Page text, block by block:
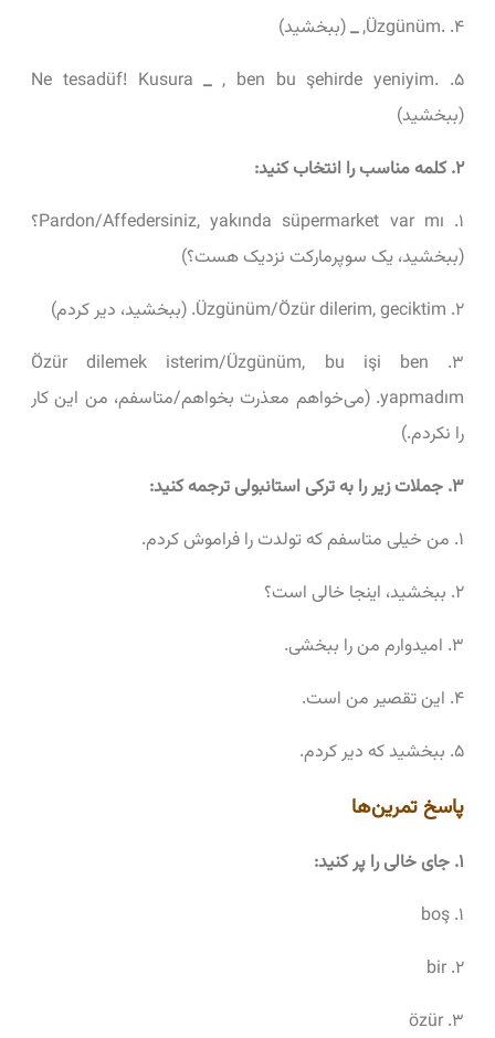
۴. .Üzgünüm,
_(ببخشید)
۵. .Ne tesadüf! Kusura
_, ben bu şehirde yeniyim
(ببخشید)
۲. کلمه مناسب را انتخاب کنید:
۱. Pardon/Affedersiniz, yakında süpermarket var mı؟
(ببخشید، یک سوپرمارکت نزدیک هست؟)
۲. Üzgünüm/Özür dilerim, geciktim. (ببخشید، دیر کردم)
۳. Özür dilemek isterim/Üzgünüm, bu işi ben
yapmadım. (می‌خواهم معذرت بخواهم/متاسفم، من این کار
را نکردم.)
۳. جملات زیر را به ترکی استانبولی ترجمه کنید:
۱. من خیلی متاسفم که تولدت را فراموش کردم.
۲. ببخشید، اینجا خالی است؟
۳. امیدوارم من را ببخشی.
۴. این تقصیر من است.
۵. ببخشید که دیر کردم.
پاسخ تمرین‌ها
۱. جای خالی را پر کنید:
۱. boş
۲. bir
۳. özür